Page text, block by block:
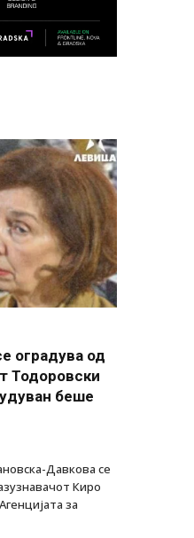
оградува од
Тодоровски
беше
Давкова се
Киро
за